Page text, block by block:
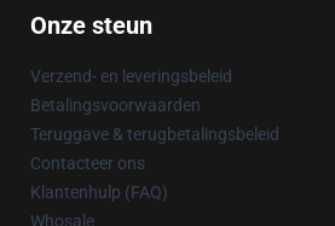
Onze steun
Verzend- en leveringsbeleid
Betalingsvoorwaarden
Teruggave & terugbetalingsbeleid
Contacteer ons
Klantenhulp (FAQ)
Whosale